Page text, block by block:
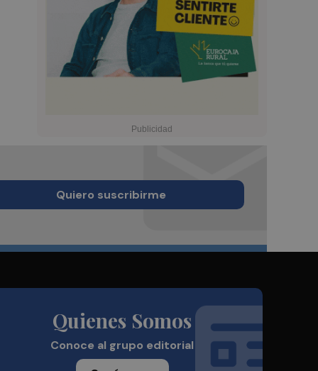
Quiero suscribirme
Quienes Somos
Conoce al grupo editorial